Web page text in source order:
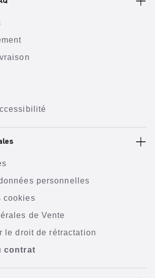
personnelles
cookies
de Vente
le droit de rétractation
contrat